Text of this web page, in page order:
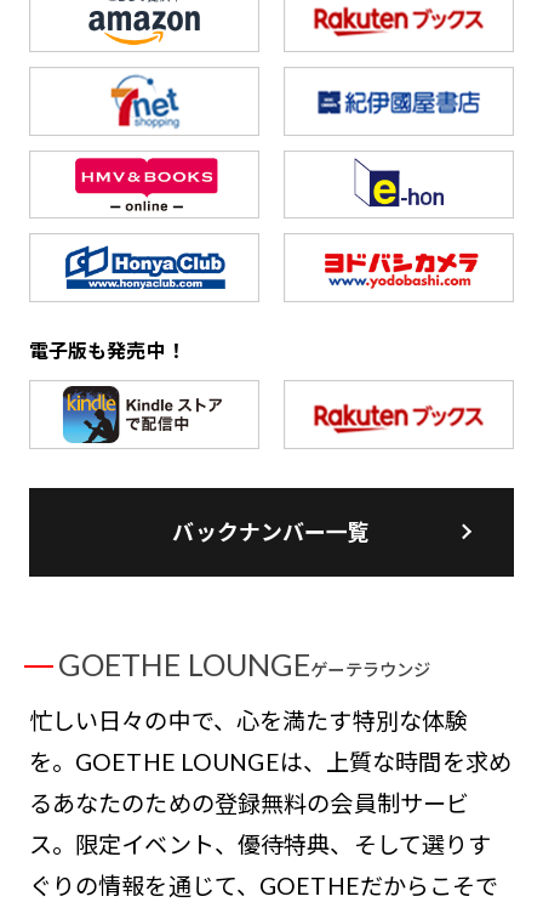
電子版も発売中！
バックナンバー一覧
GOETHE LOUNGEゲーテラウンジ
忙しい日々の中で、心を満たす特別な体験
を。GOETHE LOUNGEは、上質な時間を求め
るあなたのための登録無料の会員制サービ
ス。限定イベント、優待特典、そして選りす
ぐりの情報を通じて、GOETHEだからこそで